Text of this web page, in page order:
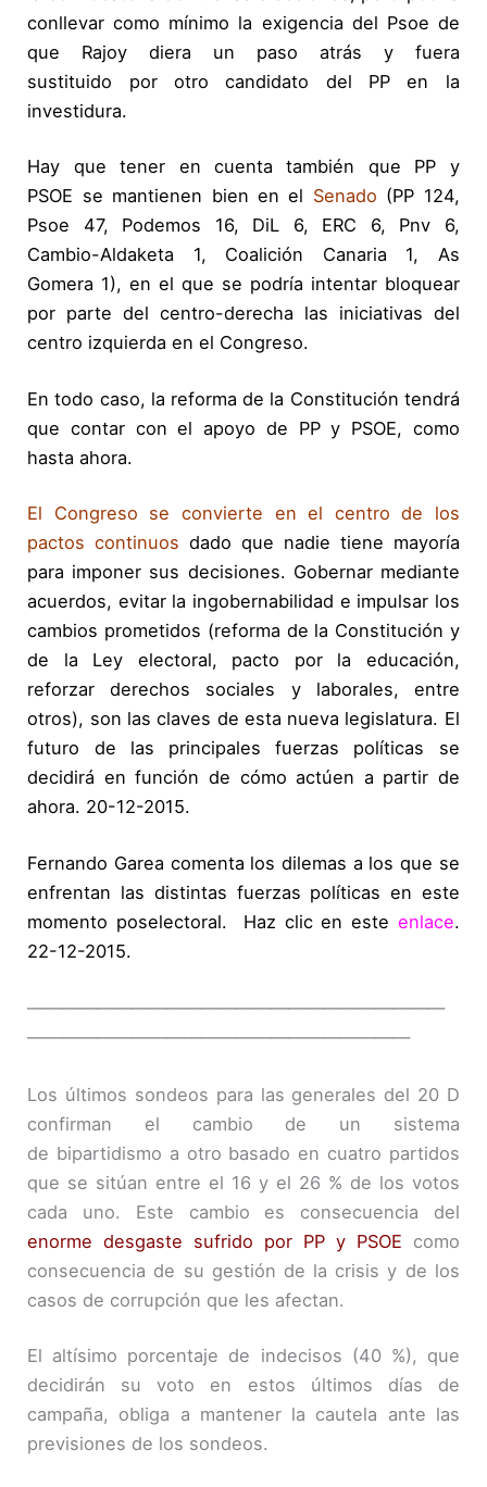
conllevar como mínimo la exigencia del Psoe de
que Rajoy diera un paso atrás y fuera
sustituido por otro candidato del PP en la
investidura.
Hay que tener en cuenta también que PP y
PSOE se mantienen bien en el Senado (PP 124,
Psoe 47, Podemos 16, DiL 6, ERC 6, Pnv 6,
Cambio-Aldaketa 1, Coalición Canaria 1, As
Gomera 1), en el que se podría intentar bloquear
por parte del centro-derecha las iniciativas del
centro izquierda en el Congreso.
En todo caso, la reforma de la Constitución tendrá
que contar con el apoyo de PP y PSOE, como
hasta ahora.
El Congreso se convierte en el centro de los
pactos continuos dado que nadie tiene mayoría
para imponer sus decisiones. Gobernar mediante
acuerdos, evitar la ingobernabilidad e impulsar los
cambios prometidos (reforma de la Constitución y
de la Ley electoral, pacto por la educación,
reforzar derechos sociales y laborales, entre
otros), son las claves de esta nueva legislatura. El
futuro de las principales fuerzas políticas se
decidirá en función de cómo actúen a partir de
ahora. 20-12-2015.
Fernando Garea comenta los dilemas a los que se
enfrentan las distintas fuerzas políticas en este
momento poselectoral. Haz clic en este enlace.
22-12-2015.
————————————————————————
——————————————————————
Los últimos sondeos para las generales del 20 D
confirman el cambio de un sistema
de bipartidismo a otro basado en cuatro partidos
que se sitúan entre el 16 y el 26 % de los votos
cada uno. Este cambio es consecuencia del
enorme desgaste sufrido por PP y PSOE como
consecuencia de su gestión de la crisis y de los
casos de corrupción que les afectan.
El altísimo porcentaje de indecisos (40 %), que
decidirán su voto en estos últimos días de
campaña, obliga a mantener la cautela ante las
previsiones de los sondeos.